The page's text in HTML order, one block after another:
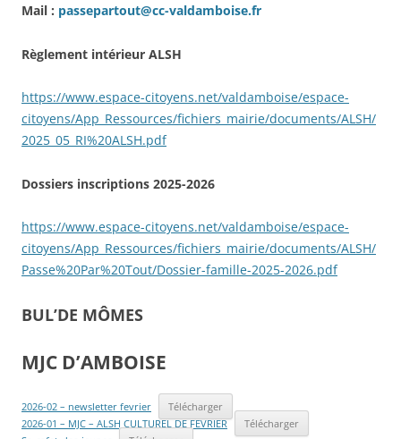
Mail : passepartout@cc-valdamboise.fr
Règlement intérieur ALSH
https://www.espace-citoyens.net/valdamboise/espace-
citoyens/App_Ressources/fichiers_mairie/documents/ALSH/
2025_05_RI%20ALSH.pdf
Dossiers inscriptions 2025-2026
https://www.espace-citoyens.net/valdamboise/espace-
citoyens/App_Ressources/fichiers_mairie/documents/ALSH/
Passe%20Par%20Tout/Dossier-famille-2025-2026.pdf
BUL’DE MÔMES
MJC D’AMBOISE
2026-02 – newsletter fevrier
Télécharger
2026-01 – MJC – ALSH CULTUREL DE FEVRIER
Télécharger